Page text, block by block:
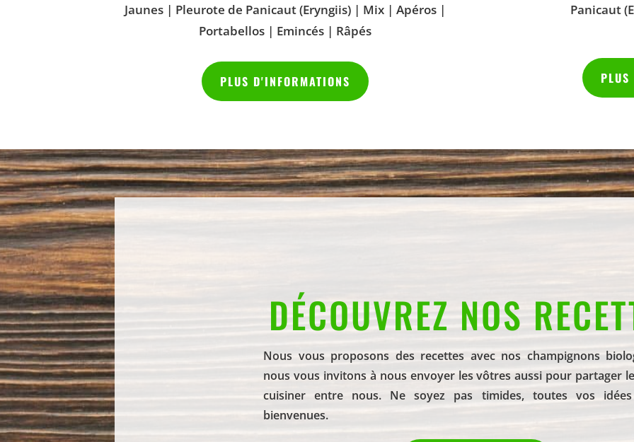
Jaunes | Pleurote de Panicaut (Eryngiis) | Mix | Apéros |
Portabellos | Emincés | Râpés
PLUS D'INFORMATIONS
Panicaut
DÉCOUVREZ NOS
Nous vous proposons des recettes avec nos champignons
nous vous invitons à nous envoyer les vôtres aussi pour partager
cuisiner entre nous. Ne soyez pas timides, toutes vos
bienvenues.